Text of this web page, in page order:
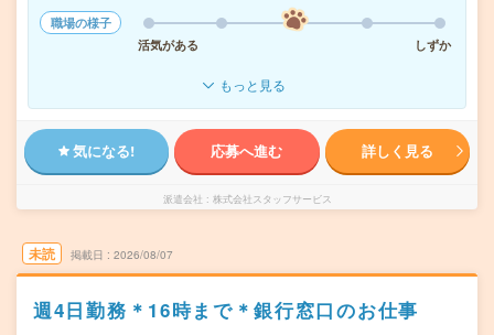
職場の様子
活気がある
しずか
もっと見る
気になる! 応募へ進む 詳しく見る
派遣会社 株式会社スタッフサービス
未読 掲載日 2026/08/07
週4日勤務＊16時まで＊銀行窓口のお仕事